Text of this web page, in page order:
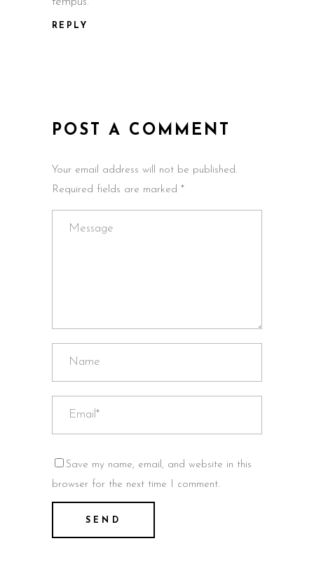
REPLY
POST A COMMENT
Your email address will not be published.
Required fields are marked *
Save my name, email, and website in this
browser for the next time I comment.